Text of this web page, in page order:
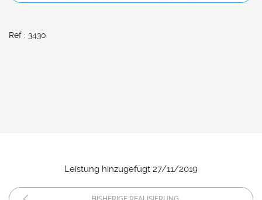
Ref : 3430
Leistung hinzugefügt 27/11/2019